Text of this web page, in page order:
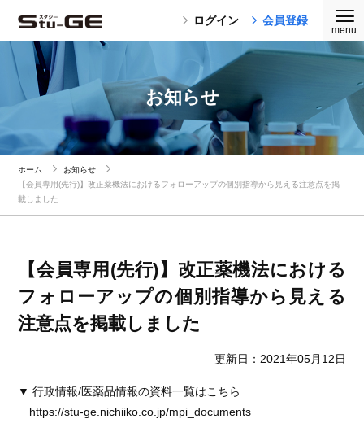
ログイン 会員登録
お知らせ
ホーム
お知らせ
【会員専用(先行)】改正薬機法におけるフォローアップの個別指導から見える注意点を掲
載しました
【会員専用(先行)】改正薬機法における
フォローアップの個別指導から見える
注意点を掲載しました
更新日：2021年05月12日
▼ 行政情報/医薬品情報の資料一覧はこちら
https://stu-ge.nichiiko.co.jp/mpi_documents